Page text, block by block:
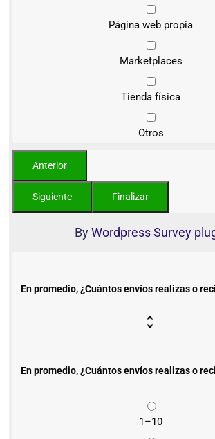
Página web propia
Marketplaces
Tienda física
Otros
ByWordpress Survey
En promedio, ¿Cuántos envíos realizas o
En promedio, ¿Cuántos envíos realizas o
1–10